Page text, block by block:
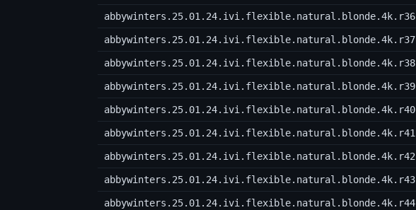
abbywinters.25.01.24.ivi.flexible.natural.blonde.4k.r36
abbywinters.25.01.24.ivi.flexible.natural.blonde.4k.r37
abbywinters.25.01.24.ivi.flexible.natural.blonde.4k.r38
abbywinters.25.01.24.ivi.flexible.natural.blonde.4k.r39
abbywinters.25.01.24.ivi.flexible.natural.blonde.4k.r40
abbywinters.25.01.24.ivi.flexible.natural.blonde.4k.r41
abbywinters.25.01.24.ivi.flexible.natural.blonde.4k.r42
abbywinters.25.01.24.ivi.flexible.natural.blonde.4k.r43
abbywinters.25.01.24.ivi.flexible.natural.blonde.4k.r44